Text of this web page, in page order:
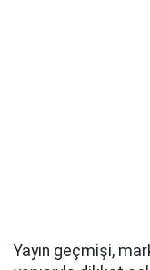
Yayın geçmişi,